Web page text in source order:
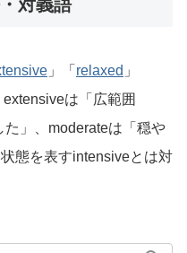
対義語
」「 relaxed 」
は「広範囲
」、moderateは「穏や
態を表すintensiveとは対